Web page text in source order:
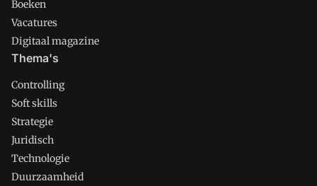
Boeken
Vacatures
Digitaal magazine
Thema's
Controlling
Soft skills
Strategie
Juridisch
Technologie
Duurzaamheid